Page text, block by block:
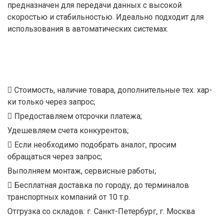
предназначен для передачи данных с высокой
скоростью и стабильностью. Идеально подходит для
использования в автоматических системах.
Стоимость, наличие товара, дополнительные тех. хар-
ки только через запрос;
Предоставляем отсрочки платежа;
Удешевляем счета конкурентов;
Если необходимо подобрать аналог, просим
обращаться через запрос;
Выполняем монтаж, сервисные работы;
Бесплатная доставка по городу, до терминалов
транспортных компаний от 10 т.р.
Отгрузка со складов: г. Санкт-Петербург, г. Москва